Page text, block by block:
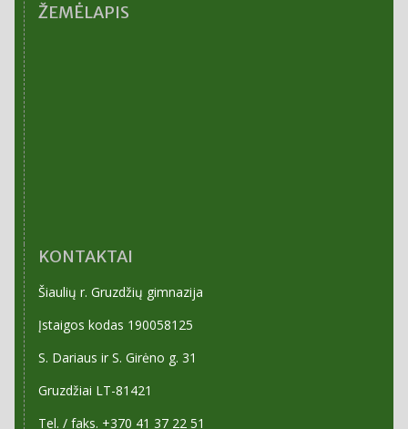
ŽEMĖLAPIS
KONTAKTAI
Šiaulių r. Gruzdžių gimnazija
Įstaigos kodas 190058125
S. Dariaus ir S. Girėno g. 31
Gruzdžiai LT-81421
Tel. / faks. +370 41 37 22 51